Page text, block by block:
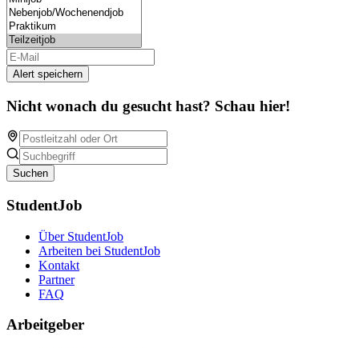
Alert speichern
Nicht wonach du gesucht hast? Schau hier!
Suchen
StudentJob
Über StudentJob
Arbeiten bei StudentJob
Kontakt
Partner
FAQ
Arbeitgeber